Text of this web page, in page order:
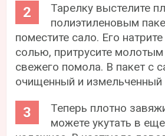
Тарелку выстелите
полиэтиленовым
поместите сало. Его
солью, притрусите
свежего помола. В пакет с
очищенный и измельченный
Теперь плотно
можете укутать в